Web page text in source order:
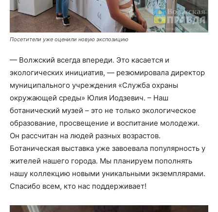
Посетители уже оценили новую экспозицию
— Волжский всегда впереди. Это касается и
экологических инициатив, — резюмировала директор
муниципального учреждения «Служба охраны
окружающей среды» Юлия Иодзевич. – Наш
ботанический музей – это не только экологическое
образование, просвещение и воспитание молодежи.
Он рассчитан на людей разных возрастов.
Ботаническая выставка уже завоевала популярность у
жителей нашего города. Мы планируем пополнять
нашу коллекцию новыми уникальными экземплярами.
Спасибо всем, кто нас поддерживает!